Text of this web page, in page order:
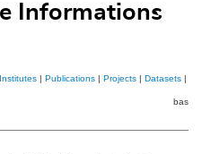
Informations
Institutes | Publications | Projects | Datasets |